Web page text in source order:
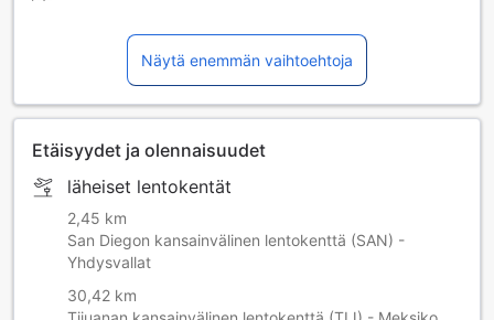
Näytä enemmän vaihtoehtoja
Etäisyydet ja olennaisuudet
läheiset lentokentät
2,45 km
San Diegon kansainvälinen lentokenttä (SAN) -
Yhdysvallat
30,42 km